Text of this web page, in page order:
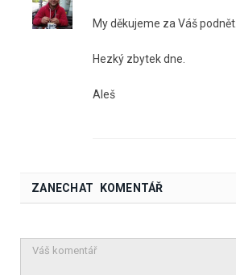
My děkujeme za Váš podnět.
Hezký zbytek dne.
Aleš
ZANECHAT KOMENTÁŘ